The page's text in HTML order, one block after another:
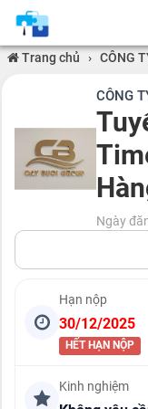
Trang chủ › CÔNG
CÔNG
Ngày
Hạn nộp
30/12/2025
HẾT HẠN NỘP
Kinh nghiệm